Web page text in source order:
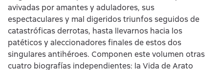
avivadas por amantes y aduladores, sus
espectaculares y mal digeridos triunfos seguidos de
catastróficas derrotas, hasta llevarnos hacia los
patéticos y aleccionadores finales de estos dos
singulares antihéroes. Componen este volumen otras
cuatro biografías independientes: la Vida de Arato